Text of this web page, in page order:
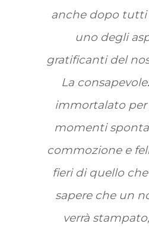
anche dopo tutti
uno degli
gratificanti del
La
immortalato per
momenti
commozione e
fieri di quello
sapere che un
verrà